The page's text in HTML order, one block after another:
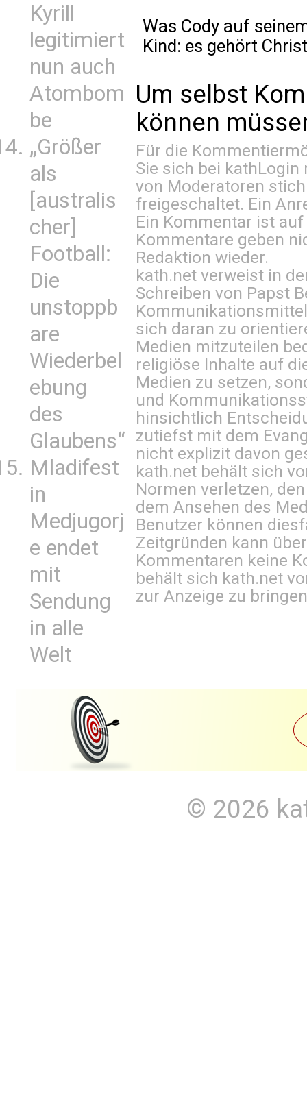
Kyrill
legitimiert
nun auch
Atombom
be
„Größer
als
[australis
cher]
Football:
Die
unstoppb
are
Wiederbel
ebung
des
Glaubens“
Mladifest
in
Medjugorj
e endet
mit
Sendung
in alle
Welt
Was Cody auf
Kind: es gehört
Um selbst
können
Für die
Sie sich bei kathLogin
von Moderatoren
freigeschaltet. Ein
Ein Kommentar ist
Kommentare geben
Redaktion wieder.
kath.net verweist in
Schreiben von Papst
sich daran zu
Medien mitzuteilen
religiöse Inhalte auf
Medien zu setzen,
und
hinsichtlich
zutiefst mit dem
nicht explizit davon
kath.net behält sich
Normen verletzen,
dem Ansehen des
Benutzer können
Zeitgründen kann
Kommentaren keine
behält sich kath.net
zur Anzeige zu
© 2026